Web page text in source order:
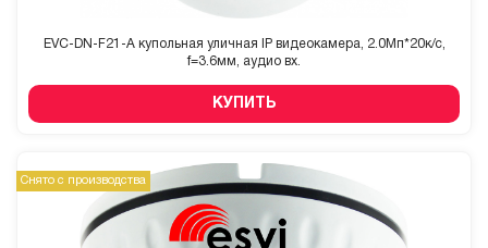
EVC-DN-F21-A купольная уличная IP видеокамера, 2.0Мп*20к/с,
f=3.6мм, аудио вх.
КУПИТЬ
Снято с производства